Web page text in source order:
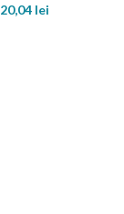
20,04 lei